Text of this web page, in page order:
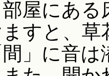
屋にある
すと、
」に音